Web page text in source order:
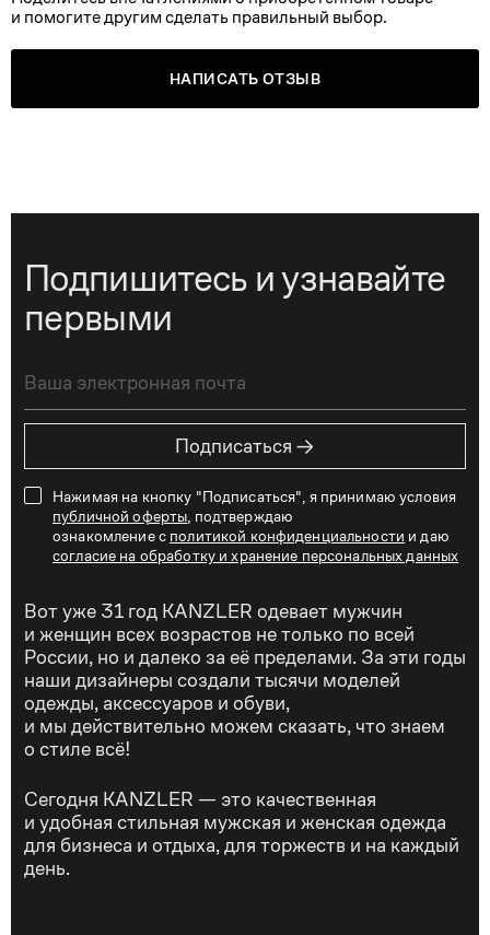
и помогите другим сделать правильный выбор.
НАПИСАТЬ ОТЗЫВ
Подпишитесь и узнавайте
первыми
Подписаться →
Нажимая на кнопку "Подписаться", я принимаю условия
публичной оферты , подтверждаю
ознакомление с политикой конфиденциальности и даю
согласие на обработку и хранение персональных данных
Вот уже 31 год KANZLER одевает мужчин
и женщин всех возрастов не только по всей
России, но и далеко за её пределами. За эти годы
наши дизайнеры создали тысячи моделей
одежды, аксессуаров и обуви,
и мы действительно можем сказать, что знаем
о стиле всё!
Сегодня KANZLER — это качественная
и удобная стильная мужская и женская одежда
для бизнеса и отдыха, для торжеств и на каждый
день.